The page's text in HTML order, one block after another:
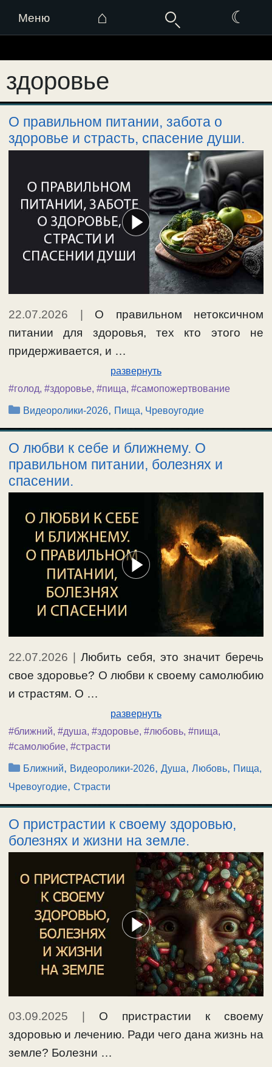
Меню ⌂ ☾
к
содержимому
здоровье
О правильном питании, забота о
здоровье и страсть, спасение души.
22.07.2026 | О правильном нетоксичном
питании для здоровья, тех кто этого не
придерживается, и …
развернуть
#голод, #здоровье, #пища, #самопожертвование
Рубрики
Видеоролики-2026, Пища, Чревоугодие
О любви к себе и ближнему. О
правильном питании, болезнях и
спасении.
22.07.2026 |Любить себя, это значит беречь
свое здоровье? О любви к своему самолюбию
и страстям. О …
развернуть
#ближний, #душа, #здоровье, #любовь, #пища,
#самолюбие, #страсти
Рубрики
Ближний, Видеоролики-2026,Душа,Любовь, Пища,
Чревоугодие, Страсти
О пристрастии к своему здоровью,
болезнях и жизни на земле.
03.09.2025
О пристрастии к своему
здоровью и лечению. Ради чего дана жизнь на
земле? Болезни …